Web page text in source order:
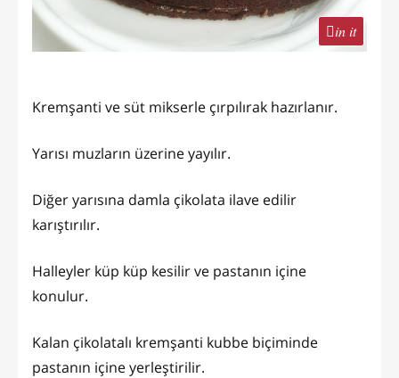
in it
Kremşanti ve süt mikserle çırpılırak hazırlanır.
Yarısı muzların üzerine yayılır.
Diğer yarısına damla çikolata ilave edilir
karıştırılır.
Halleyler küp küp kesilir ve pastanın içine
konulur.
Kalan çikolatalı kremşanti kubbe biçiminde
pastanın içine yerleştirilir.